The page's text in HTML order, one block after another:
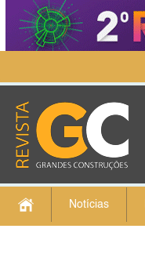
Notícias